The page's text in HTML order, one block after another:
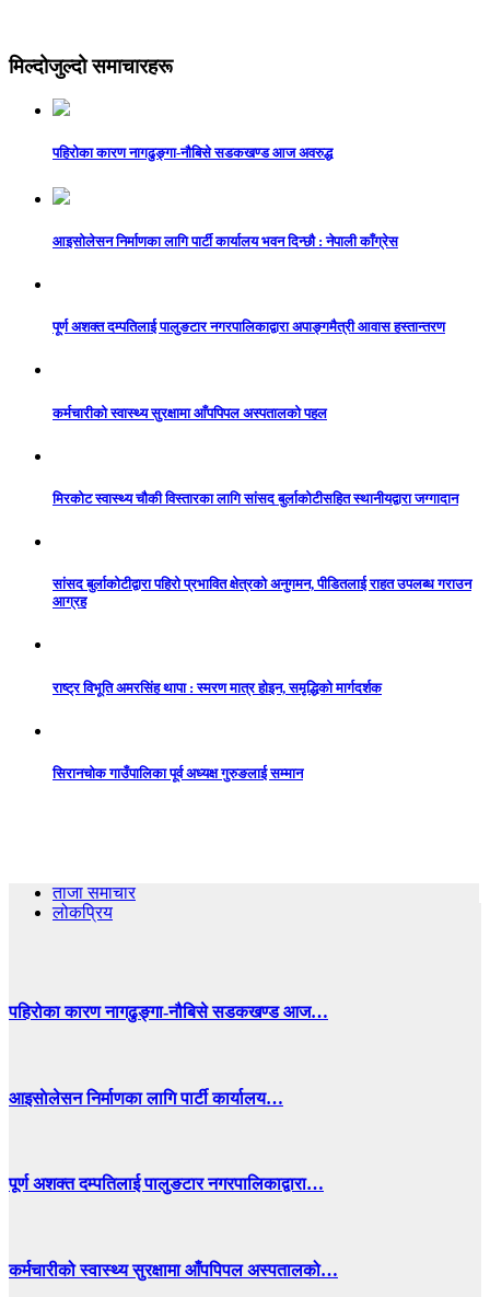
मिल्दोजुल्दो समाचारहरू
पहिरोका कारण नागढुङ्गा-नौबिसे सडकखण्ड आज अवरुद्ध
आइसाेलेसन निर्माणका लागि पार्टी कार्यालय भवन दिन्छाै‌‌ : नेपाली काँग्रेस
पूर्ण अशक्त दम्पतिलाई पालुङटार नगरपालिकाद्वारा अपाङ्गमैत्री आवास हस्तान्तरण
कर्मचारीको स्वास्थ्य सुरक्षामा आँपपिपल अस्पतालको पहल
मिरकोट स्वास्थ्य चौकी विस्तारका लागि सांसद बुर्लाकोटीसहित स्थानीयद्वारा जग्गादान
सांसद बुर्लाकोटीद्वारा पहिरो प्रभावित क्षेत्रको अनुगमन, पीडितलाई राहत उपलब्ध गराउन
आग्रह
राष्ट्र विभूति अमरसिंह थापा : स्मरण मात्र होइन, समृद्धिको मार्गदर्शक
सिरानचोक गाउँपालिका पूर्व अध्यक्ष गुरुङलाई सम्मान
ताजा समाचार
लोकप्रिय
पहिरोका कारण नागढुङ्गा-नौबिसे सडकखण्ड आज…
आइसाेलेसन निर्माणका लागि पार्टी कार्यालय…
पूर्ण अशक्त दम्पतिलाई पालुङटार नगरपालिकाद्वारा…
कर्मचारीको स्वास्थ्य सुरक्षामा आँपपिपल अस्पतालको…